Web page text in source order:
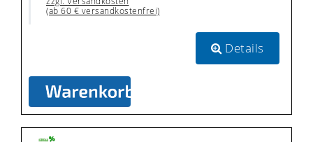
(ab 60 € versandkostenfrei)
Details